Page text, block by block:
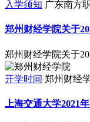
入学须知 广东南方
郑州财经学院关于
郑州财经学院关于
开学时间 郑州财经
上海交通大学2021